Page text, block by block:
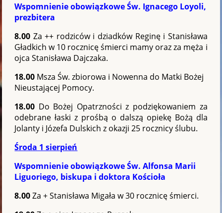
Wspomnienie obowiązkowe Św. Ignacego Loyoli,
prezbitera
8.00 Za ++ rodziców i dziadków Reginę i Stanisława
Gładkich w 10 rocznicę śmierci mamy oraz za męża i
ojca Stanisława Dajczaka.
18.00 Msza Św. zbiorowa i Nowenna do Matki Bożej
Nieustającej Pomocy.
18.00 Do Bożej Opatrzności z podziękowaniem za
odebrane łaski z prośbą o dalszą opiekę Bożą dla
Jolanty i Józefa Dulskich z okazji 25 rocznicy ślubu.
Środa 1 sierpień
Wspomnienie obowiązkowe Św. Alfonsa Marii
Liguoriego, biskupa i doktora Kościoła
8.00Za + Stanisława Migała w 30 rocznicę śmierci.